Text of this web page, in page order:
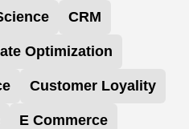
CRM
Optimization
Customer Loyality
E Commerce